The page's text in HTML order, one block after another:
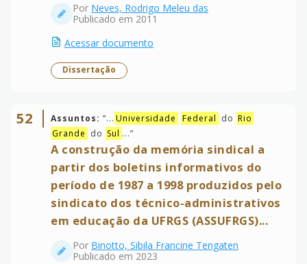
Por Neves, Rodrigo Meleu das
Publicado em 2011
Acessar documento
Dissertação
52 Assuntos: “... Universidade Federal do Rio
Grande do Sul ...”
A construção da memória sindical a
partir dos boletins informativos do
período de 1987 a 1998 produzidos pelo
sindicato dos técnico-administrativos
em educação da UFRGS (ASSUFRGS)...
Por Binotto, Sibila Francine Tengaten
Publicado em 2023